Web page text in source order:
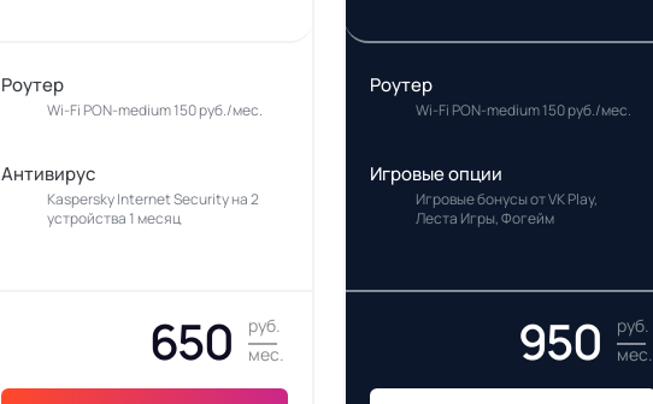
Роутер
Wi-Fi PON-medium 150 руб./мес.
Антивирус
Kaspersky Internet Security на 2
устройства 1 месяц
650
руб.
мес.
Роутер
Wi-Fi PON-medium 150 руб./мес.
Игровые опции
Игровые бонусы от VK Play,
Леста Игры, Фогейм
950
руб.
мес.